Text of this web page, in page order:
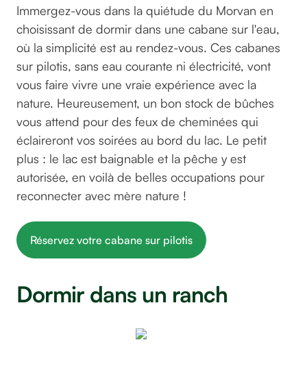
Immergez-vous dans la quiétude du Morvan en
choisissant de dormir dans une cabane sur l'eau,
où la simplicité est au rendez-vous. Ces cabanes
sur pilotis, sans eau courante ni électricité, vont
vous faire vivre une vraie expérience avec la
nature. Heureusement, un bon stock de bûches
vous attend pour des feux de cheminées qui
éclaireront vos soirées au bord du lac. Le petit
plus : le lac est baignable et la pêche y est
autorisée, en voilà de belles occupations pour
reconnecter avec mère nature !
Réservez votre cabane sur pilotis
Dormir dans un ranch